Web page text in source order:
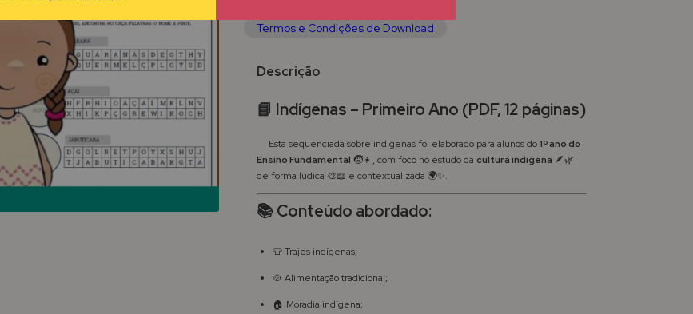
Termos e Condições de Download
Descrição
📘 Indígenas – Primeiro Ano (PDF, 12 páginas)
Esta sequenciada sobre indígenas foi elaborado para alunos do1º ano do
Ensino Fundamental 🧒👧, com foco no estudo da cultura indígena 🪶🌿
de forma lúdica 🎨📖 e contextualizada 🌍✨.
📚 Conteúdo abordado:
👕 Trajes indígenas;
🍲 Alimentação tradicional;
🏠 Moradia indígena;